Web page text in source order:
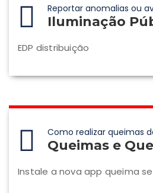
Reportar anomalias ou
Iluminação
EDP distribuição
Como realizar queimas
Queimas e
Instale a nova app queima